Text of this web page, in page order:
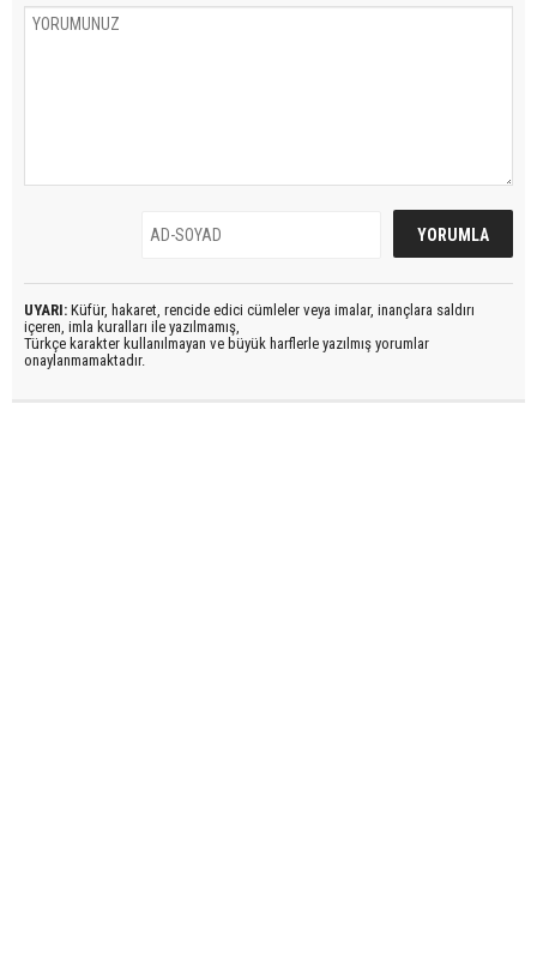
UYARI: Küfür, hakaret, rencide edici cümleler veya imalar, inançlara saldırı
içeren, imla kuralları ile yazılmamış,
Türkçe karakter kullanılmayan ve büyük harflerle yazılmış yorumlar
onaylanmamaktadır.